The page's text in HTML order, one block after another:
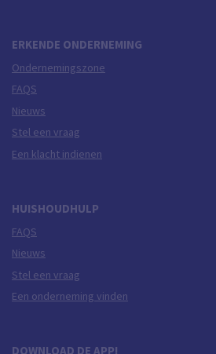
ERKENDE ONDERNEMING
Ondernemingszone
FAQS
Nieuws
Stel een vraag
Een klacht indienen
HUISHOUDHULP
FAQS
Nieuws
Stel een vraag
Een onderneming vinden
DOWNLOAD DE APP!